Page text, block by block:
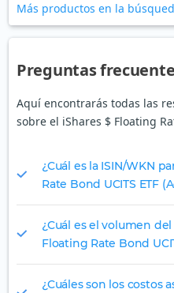
Más productos en la
Preguntas
Aquí encontrarás todas las
sobre el iShares $ Floating
¿Cuál es la ISIN/WKN
Rate Bond UCITS ETF
¿Cuál es el volumen
Floating Rate Bond
¿Cuáles son los costos